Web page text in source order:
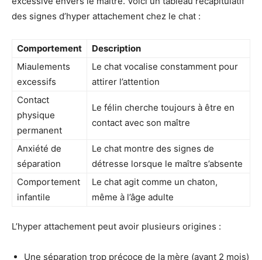
des signes d’hyper attachement chez le chat :
Comportement
Description
Miaulements
excessifs
Le chat vocalise constamment pour
attirer l’attention
Contact
physique
permanent
Le félin cherche toujours à être en
contact avec son maître
Anxiété de
séparation
Le chat montre des signes de
détresse lorsque le maître s’absente
Comportement
infantile
Le chat agit comme un chaton,
même à l’âge adulte
L’hyper attachement peut avoir plusieurs origines :
Une séparation trop précoce de la mère (avant 2 mois)